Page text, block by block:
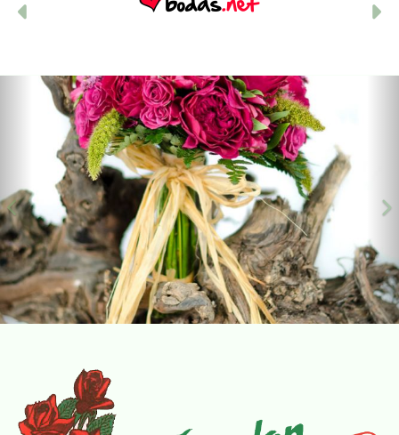
Anterior